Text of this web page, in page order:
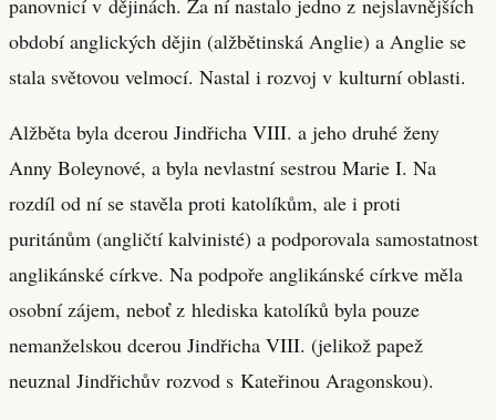
panovnicí v dějinách. Za ní nastalo jedno z nejslavnějších
období anglických dějin (alžbětinská Anglie) a Anglie se
stala světovou velmocí. Nastal i rozvoj v kulturní oblasti.
Alžběta byla dcerou Jindřicha VIII. a jeho druhé ženy
Anny Boleynové, a byla nevlastní sestrou Marie I. Na
rozdíl od ní se stavěla proti katolíkům, ale i proti
puritánům (angličtí kalvinisté) a podporovala samostatnost
anglikánské církve. Na podpoře anglikánské církve měla
osobní zájem, neboť z hlediska katolíků byla pouze
nemanželskou dcerou Jindřicha VIII. (jelikož papež
neuznal Jindřichův rozvod s Kateřinou Aragonskou).